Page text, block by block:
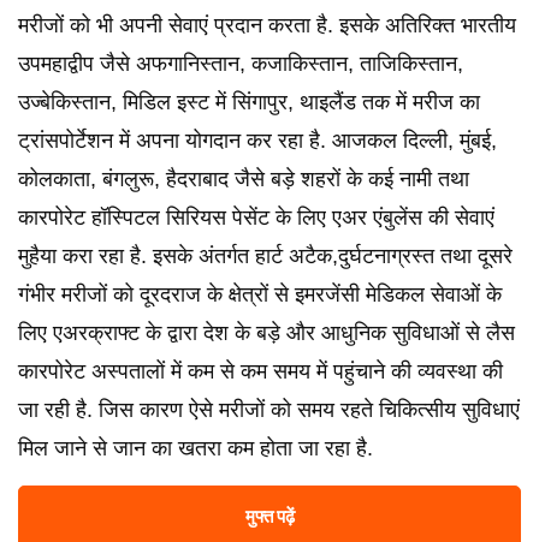
मरीजों को भी अपनी सेवाएं प्रदान करता है. इसके अतिरिक्त भारतीय
उपमहाद्वीप जैसे अफगानिस्तान, कजाकिस्तान, ताजिकिस्तान,
उज्बेकिस्तान, मिडिल इस्ट में सिंगापुर, थाइलैंड तक में मरीज का
ट्रांसपोर्टेशन में अपना योगदान कर रहा है. आजकल दिल्ली, मुंबई,
कोलकाता, बंगलुरू, हैदराबाद जैसे बड़े शहरों के कई नामी तथा
कारपोरेट हॉ​स्पिटल सिरियस पेसेंट के लिए एअर एंबुलेंस की सेवाएं
मुहैया करा रहा है. इसके अंतर्गत हार्ट अटैक,दुर्घटनाग्रस्त तथा दूसरे
गंभीर मरीजों को दूरदराज के क्षेत्रों से इमरजेंसी मेडिकल सेवाओं के
लिए एअरक्राफ्ट के द्वारा देश के बड़े और आधुनिक सुविधाओं से लैस
कारपोरेट अस्पतालों में कम से कम समय में पहुंचाने की व्यवस्था की
जा रही है. जिस कारण ऐसे मरीजों को समय रहते चिकित्सीय सुविधाएं
मिल जाने से जान का खतरा कम होता जा रहा है.
मुफ्त पढ़ें